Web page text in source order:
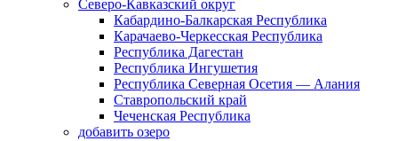
Северо-Кавказский округ
Кабардино-Балкарская Республика
Карачаево-Черкесская Республика
Республика Дагестан
Республика Ингушетия
Республика Северная Осетия — Алания
Ставропольский край
Чеченская Республика
добавить озеро